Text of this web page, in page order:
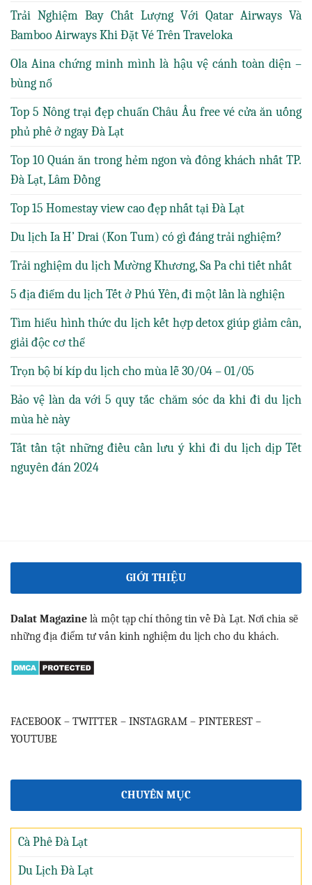
Trải Nghiệm Bay Chất Lượng Với Qatar Airways Và
Bamboo Airways Khi Đặt Vé Trên Traveloka
Ola Aina chứng minh mình là hậu vệ cánh toàn diện –
bùng nổ
Top 5 Nông trại đẹp chuẩn Châu Âu free vé cửa ăn uống
phủ phê ở ngay Đà Lạt
Top 10 Quán ăn trong hẻm ngon và đông khách nhất TP.
Đà Lạt, Lâm Đồng
Top 15 Homestay view cao đẹp nhất tại Đà Lạt
Du lịch Ia H’ Drai (Kon Tum) có gì đáng trải nghiệm?
Trải nghiệm du lịch Mường Khương, Sa Pa chi tiết nhất
5 địa điểm du lịch Tết ở Phú Yên, đi một lần là nghiện
Tìm hiểu hình thức du lịch kết hợp detox giúp giảm cân,
giải độc cơ thể
Trọn bộ bí kíp du lịch cho mùa lễ 30/04 – 01/05
Bảo vệ làn da với 5 quy tắc chăm sóc da khi đi du lịch
mùa hè này
Tất tần tật những điều cần lưu ý khi đi du lịch dịp Tết
nguyên đán 2024
GIỚI THIỆU
Dalat Magazine là một tạp chí thông tin về Đà Lạt. Nơi chia sẽ
những địa điểm tư vấn kinh nghiệm du lịch cho du khách.
FACEBOOK – TWITTER – INSTAGRAM – PINTEREST –
YOUTUBE
CHUYÊN MỤC
Cà Phê Đà Lạt
Du Lịch Đà Lạt